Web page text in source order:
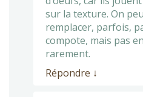
sur la texture. On
remplacer, parfois,
compote, mais pas
rarement.
Répondre ↓